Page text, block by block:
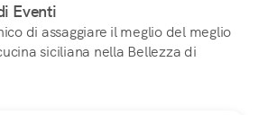
Eventi
di assaggiare il meglio del meglio
siciliana nella Bellezza di